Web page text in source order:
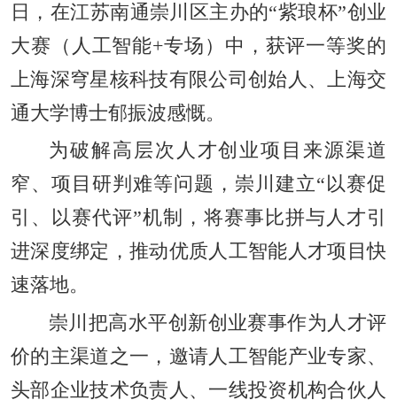
日，在江苏南通崇川区主办的“紫琅杯”创业
大赛（人工智能+专场）中，获评一等奖的
上海深穹星核科技有限公司创始人、上海交
通大学博士郁振波感慨。
为破解高层次人才创业项目来源渠道
窄、项目研判难等问题，崇川建立“以赛促
引、以赛代评”机制，将赛事比拼与人才引
进深度绑定，推动优质人工智能人才项目快
速落地。
崇川把高水平创新创业赛事作为人才评
价的主渠道之一，邀请人工智能产业专家、
头部企业技术负责人、一线投资机构合伙人